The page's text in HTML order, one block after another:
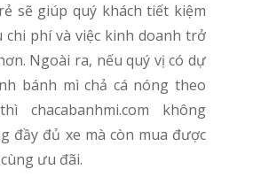
sẽ giúp quý khách tiết kiệm
chi phí và việc kinh doanh trở
Ngoài ra, nếu quý vị có dự
bánh mì chả cá nóng theo
chacabanhmi.com không
đầy đủ xe mà còn mua được
ưu đãi.